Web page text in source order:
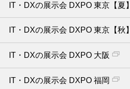
IT・DXの展示会 DXPO 東京【夏】
IT・DXの展示会 DXPO 東京【秋】
IT・DXの展示会 DXPO 大阪
IT・DXの展示会 DXPO 福岡